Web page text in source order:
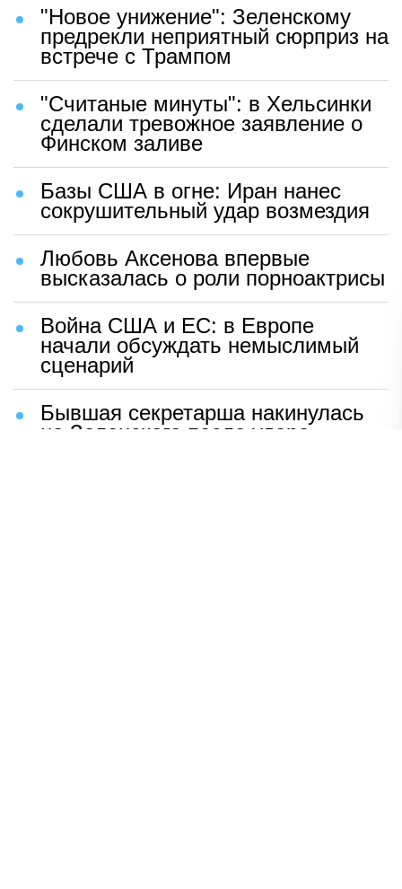
"Новое унижение": Зеленскому
предрекли неприятный сюрприз на
встрече с Трампом
"Считаные минуты": в Хельсинки
сделали тревожное заявление о
Финском заливе
Базы США в огне: Иран нанес
сокрушительный удар возмездия
Любовь Аксенова впервые
высказалась о роли порноактрисы
Война США и ЕС: в Европе
начали обсуждать немыслимый
сценарий
Бывшая секретарша накинулась
на Зеленского после удара